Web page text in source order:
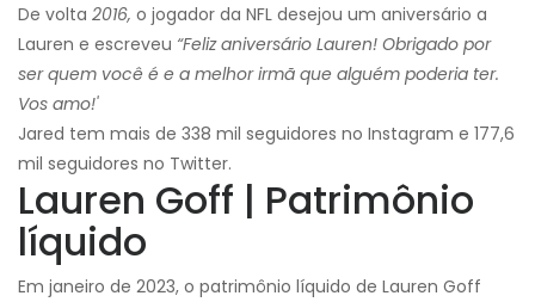
De volta 2016, o jogador da NFL desejou um aniversário a
Lauren e escreveu “Feliz aniversário Lauren! Obrigado por
ser quem você é e a melhor irmã que alguém poderia ter.
Vos amo!'
Jared tem mais de 338 mil seguidores no Instagram e 177,6
mil seguidores no Twitter.
Lauren Goff | Patrimônio
líquido
Em janeiro de 2023, o patrimônio líquido de Lauren Goff